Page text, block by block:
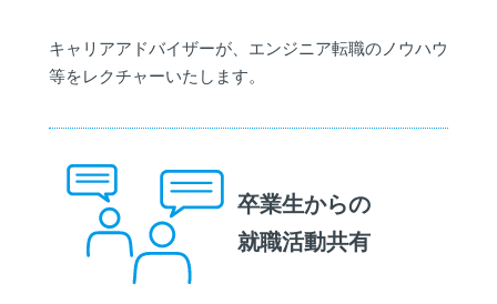
キャリアアドバイザーが、エンジニア転職のノウハウ
等をレクチャーいたします。
卒業生からの
就職活動共有